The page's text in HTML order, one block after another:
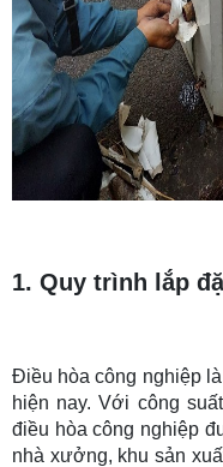
1. Quy trình lắp
Điều hòa công nghiệp
hiện nay. Với công
điều hòa công nghiệp
nhà xưởng, khu sản